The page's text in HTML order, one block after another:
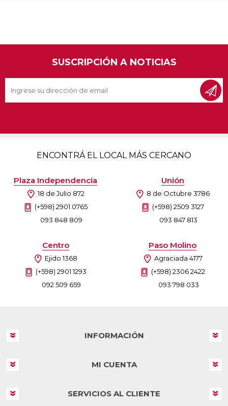
SUSCRIPCIÓN A NOTICIAS
ENCONTRÁ EL LOCAL MÁS CERCANO
Plaza Independencia
18 de Julio 872
(+598) 2901 0765
093 848 809
Unión
8 de Octubre 3786
(+598) 2509 3127
093 847 813
Centro
Ejido 1368
(+598) 2901 1293
092 509 659
Paso Molino
Agraciada 4177
(+598) 2306 2422
093 798 033
INFORMACIÓN
MI CUENTA
SERVICIOS AL CLIENTE